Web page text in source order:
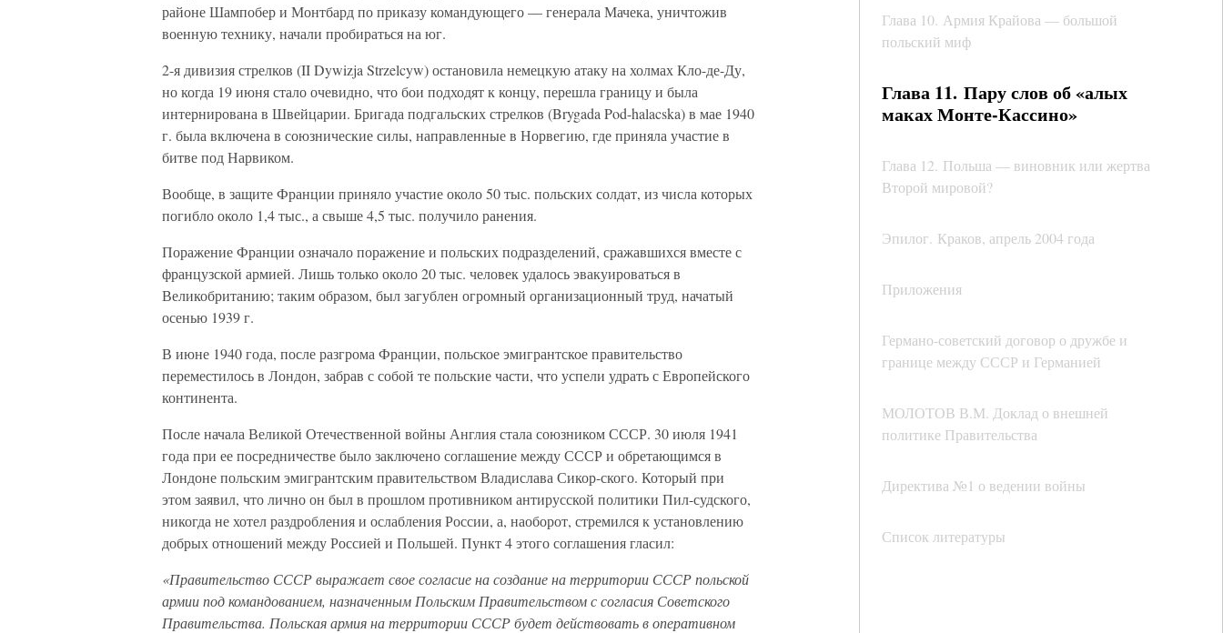
Глава 10. Армия Крайова — большой
польский миф
Глава 11. Пару слов об «алых
маках Монте-Кассино»
Глава 12. Польша — виновник или жертва
Второй мировой?
Эпилог. Краков, апрель 2004 года
Приложения
Германо-советский договор о дружбе и
границе между СССР и Германией
МОЛОТОВ В.М. Доклад о внешней
политике Правительства
Директива №1 о ведении войны
Список литературы
районе Шампобер и Монтбард по приказу командующего — генерала Мачека, уничтожив
военную технику, начали пробираться на юг.
2-я дивизия стрелков (II Dywizja Strzelcyw) остановила немецкую атаку на холмах Кло-де-Ду,
но когда 19 июня стало очевидно, что бои подходят к концу, перешла границу и была
интернирована в Швейцарии. Бригада подгальских стрелков (Brygada Pod-halacska) в мае 1940
г. была включена в союзнические силы, направленные в Норвегию, где приняла участие в
битве под Нарвиком.
Вообще, в защите Франции приняло участие около 50 тыс. польских солдат, из числа которых
погибло около 1,4 тыс., а свыше 4,5 тыс. получило ранения.
Поражение Франции означало поражение и польских подразделений, сражавшихся вместе с
французской армией. Лишь только около 20 тыс. человек удалось эвакуироваться в
Великобританию; таким образом, был загублен огромный организационный труд, начатый
осенью 1939 г.
В июне 1940 года, после разгрома Франции, польское эмигрантское правительство
переместилось в Лондон, забрав с собой те польские части, что успели удрать с Европейского
континента.
После начала Великой Отечественной войны Англия стала союзником СССР. 30 июля 1941
года при ее посредничестве было заключено соглашение между СССР и обретающимся в
Лондоне польским эмигрантским правительством Владислава Сикор-ского. Который при
этом заявил, что лично он был в прошлом противником антирусской политики Пил-судского,
никогда не хотел раздробления и ослабления России, а, наоборот, стремился к установлению
добрых отношений между Россией и Польшей. Пункт 4 этого соглашения гласил:
«Правительство СССР выражает свое согласие на создание на территории СССР польской
армии под командованием, назначенным Польским Правительством с согласия Советского
Правительства. Польская армия на территории СССР будет действовать в оперативном